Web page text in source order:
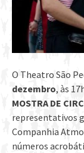
O Theatro São
dezembro, às
MOSTRA DE
representativos
Companhia
números